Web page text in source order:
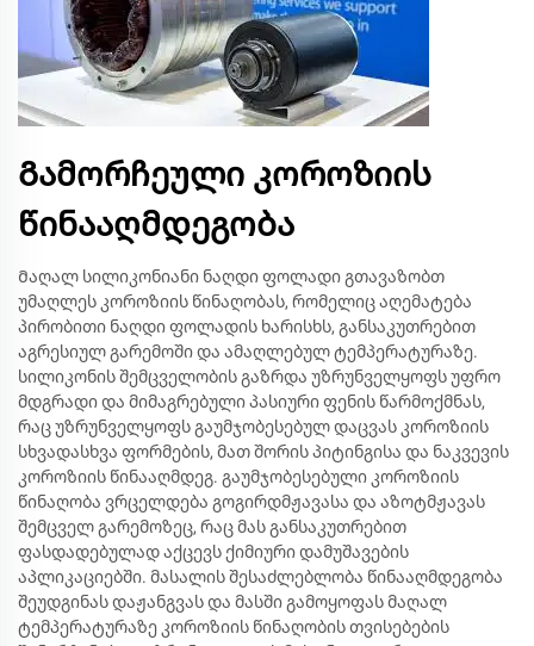
Გამორჩეული კოროზიის
წინააღმდეგობა
Მაღალ სილიკონიანი ნაღდი ფოლადი გთავაზობთ
უმაღლეს კოროზიის წინაღობას, რომელიც აღემატება
პირობითი ნაღდი ფოლადის ხარისხს, განსაკუთრებით
აგრესიულ გარემოში და ამაღლებულ ტემპერატურაზე.
სილიკონის შემცველობის გაზრდა უზრუნველყოფს უფრო
მდგრადი და მიმაგრებული პასიური ფენის წარმოქმნას,
რაც უზრუნველყოფს გაუმჯობესებულ დაცვას კოროზიის
სხვადასხვა ფორმების, მათ შორის პიტინგისა და ნაკვევის
კოროზიის წინააღმდეგ. გაუმჯობესებული კოროზიის
წინაღობა ვრცელდება გოგირდმჟავასა და აზოტმჟავას
შემცველ გარემოზეც, რაც მას განსაკუთრებით
ფასდადებულად აქცევს ქიმიური დამუშავების
აპლიკაციებში. მასალის შესაძლებლობა წინააღმდეგობა
შეუდგინას დაჟანგვას და მასში გამოყოფას მაღალ
ტემპერატურაზე კოროზიის წინაღობის თვისებების